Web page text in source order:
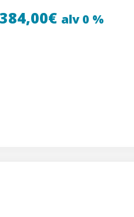
€ alv 0 %